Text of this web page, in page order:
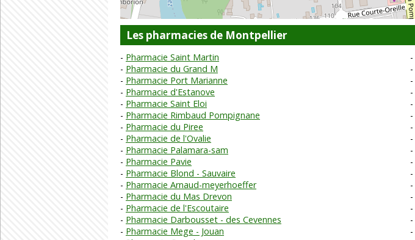
Les pharmacies de Montpellier
Pharmacie Saint Martin
Pharmacie du Grand M
Pharmacie Port Marianne
Pharmacie d'Estanove
Pharmacie Saint Eloi
Pharmacie Rimbaud Pompignane
Pharmacie du Piree
Pharmacie de l'Ovalie
Pharmacie Palamara-sam
Pharmacie Pavie
Pharmacie Blond - Sauvaire
Pharmacie Arnaud-meyerhoeffer
Pharmacie du Mas Drevon
Pharmacie de l'Escoutaire
Pharmacie Darbousset - des Cevennes
Pharmacie Mege - Jouan